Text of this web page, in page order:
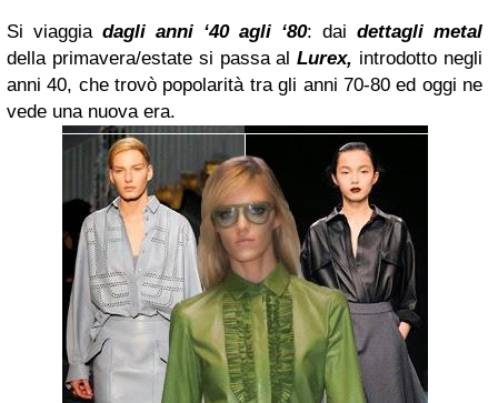
Si viaggia dagli anni ‘40 agli ‘80: dai dettagli metal
della primavera/estate si passa alLurex, introdotto negli
anni 40, che trovò popolarità tra gli anni 70-80 ed oggi ne
vede una nuova era.